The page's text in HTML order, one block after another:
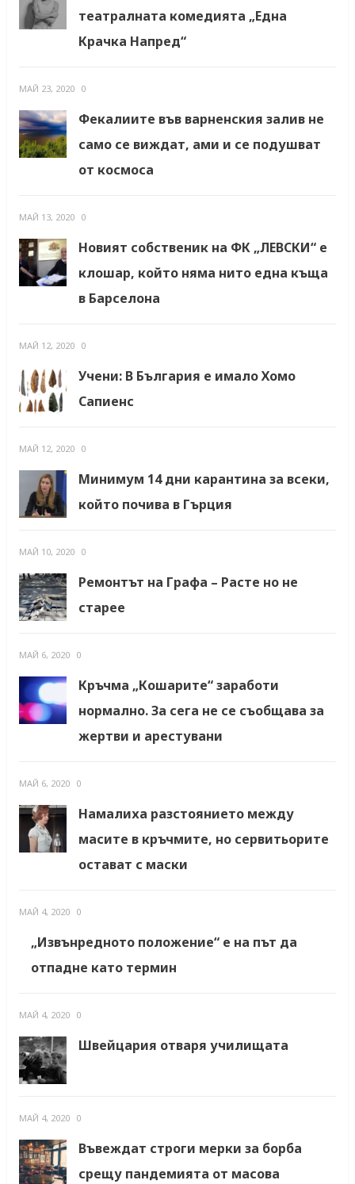
театралната комедията „Една
Крачка Напред“
МАЙ 23, 2020 0
Фекалиите във варненския залив не
само се виждат, ами и се подушват
от космоса
МАЙ 13, 2020 0
Новият собственик на ФК „ЛЕВСКИ“ е
клошар, който няма нито една къща
в Барселона
МАЙ 12, 2020 0
Учени: В България е имало Хомо
Сапиенс
МАЙ 12, 2020 0
Минимум 14 дни карантина за всеки,
който почива в Гърция
МАЙ 10, 2020 0
Ремонтът на Графа – Расте но не
старее
МАЙ 6, 2020 0
Кръчма „Кошарите“ заработи
нормално. За сега не се съобщава за
жертви и арестувани
МАЙ 6, 2020 0
Намалиха разстоянието между
масите в кръчмите, но сервитьорите
остават с маски
МАЙ 4, 2020 0
„Извънредното положение“ е на път да
отпадне като термин
МАЙ 4, 2020 0
Швейцария отваря училищата
МАЙ 4, 2020 0
Въвеждат строги мерки за борба
срещу пандемията от масова